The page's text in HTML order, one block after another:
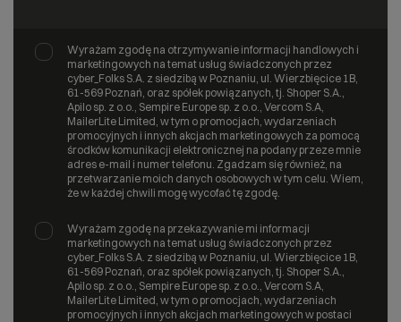
Wyrażam zgodę na otrzymywanie informacji handlowych i
marketingowych na temat usług świadczonych przez
cyber_Folks S.A. z siedzibą w Poznaniu, ul. Wierzbięcice 1B,
61-569 Poznań, oraz spółek powiązanych, tj. Shoper S.A.,
Apilo sp. z o.o., Sempire Europe sp. z o.o., Vercom S.A,
MailerLite Limited, w tym o promocjach, wydarzeniach
promocyjnych i innych akcjach marketingowych za pomocą
środków komunikacji elektronicznej na podany przeze mnie
adres e-mail i numer telefonu. Zgadzam się również, na
przetwarzanie moich danych osobowych w tym celu. Wiem,
że w każdej chwili mogę wycofać tę zgodę.
Wyrażam zgodę na przekazywanie mi informacji
marketingowych na temat usług świadczonych przez
cyber_Folks S.A. z siedzibą w Poznaniu, ul. Wierzbięcice 1B,
61-569 Poznań, oraz spółek powiązanych, tj. Shoper S.A.,
Apilo sp. z o.o., Sempire Europe sp. z o.o., Vercom S.A,
MailerLite Limited, w tym o promocjach, wydarzeniach
promocyjnych i innych akcjach marketingowych w postaci